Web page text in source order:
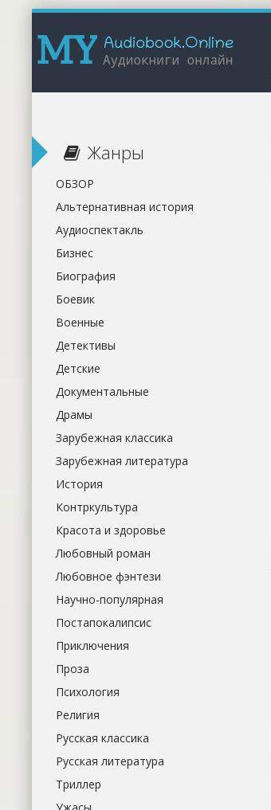
Жанры
ОБЗОР
Альтернативная история
Аудиоспектакль
Бизнес
Биография
Боевик
Военные
Детективы
Детские
Документальные
Драмы
Зарубежная классика
Зарубежная литература
История
Контркультура
Красота и здоровье
Любовный роман
Любовное фэнтези
Научно-популярная
Постапокалипсис
Приключения
Проза
Психология
Религия
Русская классика
Русская литература
Триллер